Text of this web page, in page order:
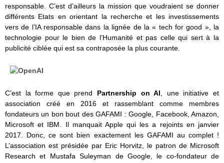
responsable. C’est d’ailleurs la mission que voudraient se donner
différents Etats en orientant la recherche et les investissements
vers de l’IA responsable dans la lignée de la « tech for good », la
technologie pour le bien de l’Humanité et pas celle qui sert à la
publicité ciblée qui est sa contraposée la plus courante.
C’est la forme que prend Partnership on AI , une initiative et
association créé en 2016 et rassemblant comme membres
fondateurs un bon bout des GAFAMI : Google, Facebook, Amazon,
Microsoft et IBM. Il manquait Apple qui les a rejoints en janvier
2017. Donc, ce sont bien exactement les GAFAMI au complet !
L’association est présidée par Eric Horvitz, le patron de Microsoft
Research et Mustafa Suleyman de Google, le co-fondateur de